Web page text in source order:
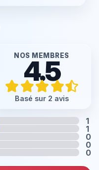
NOS MEMBRES
4.5
Basé sur 2 avis
1
1
0
0
0